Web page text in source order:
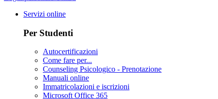
Servizi online
Per Studenti
Autocertificazioni
Come fare per...
Counseling Psicologico - Prenotazione
Manuali online
Immatricolazioni e iscrizioni
Microsoft Office 365